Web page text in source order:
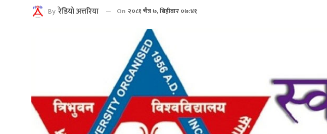
By रेडियाे अत्तरिया On २०८१ चैत्र ७, बिहीबार ०७:४१